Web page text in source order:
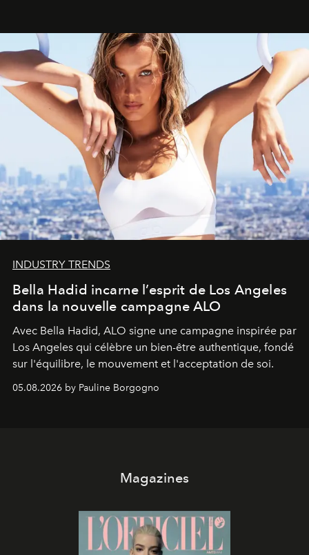
INDUSTRY TRENDS
Bella Hadid incarne l’esprit de Los Angeles
dans la nouvelle campagne ALO
Avec Bella Hadid, ALO signe une campagne inspirée par
Los Angeles qui célèbre un bien-être authentique, fondé
sur l'équilibre, le mouvement et l'acceptation de soi.
05.08.2026 by Pauline Borgogno
Magazines